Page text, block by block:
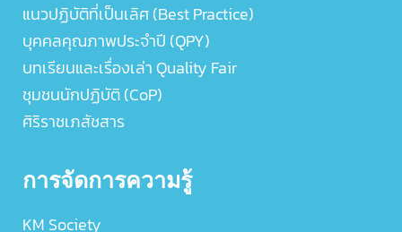
แนวปฏิบัติที่เป็นเลิศ (Best Practice)
บุคคลคุณภาพประจำปี (QPY)
บทเรียนและเรื่องเล่า Quality Fair
ชุมชนนักปฏิบัติ (CoP)
ศิริราชเภสัชสาร
การจัดการความรู้
KM Society